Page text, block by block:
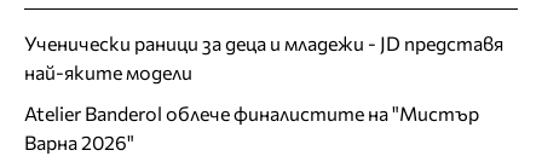
Ученически раници за деца и младежи - JD представя
най-яките модели
Atelier Banderol облече финалистите на "Мистър
Варна 2026"